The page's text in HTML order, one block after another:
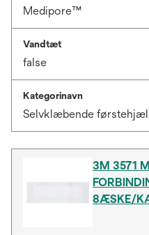
Medipore™
Vandtæt
false
Kategorinavn
Selvklæbende
3M 3571
8ÆSKE/